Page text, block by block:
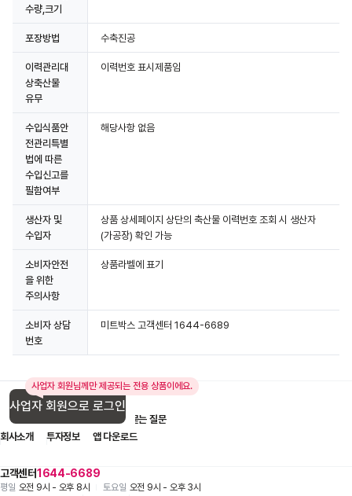
수량,크기
포장방법 수축진공
이력관리대
상축산물
유무
이력번호 표시제품임
수입식품안
전관리특별
법에 따른
수입신고를
필함여부
해당사항 없음
생산자 및
수입자
상품 상세페이지 상단의 축산물 이력번호 조회 시 생산자
(가공장) 확인 가능
소비자안전
을 위한
주의사항
상품라벨에 표기
소비자 상담
번호
미트박스 고객센터 1644-6689
사업자 회원님께만 제공되는 전용 상품이에요.
사업자 회원으로 로그인
고객센터1644-6689
평일 오전 9시 - 오후 8시 토요일 오전 9시 - 오후 3시
입점 제휴 문의
자주 묻는 질문
회사소개
투자정보 앱 다운로드